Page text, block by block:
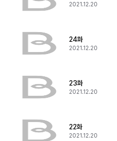
2021.12.20
24화
2021.12.20
23화
2021.12.20
22화
2021.12.20